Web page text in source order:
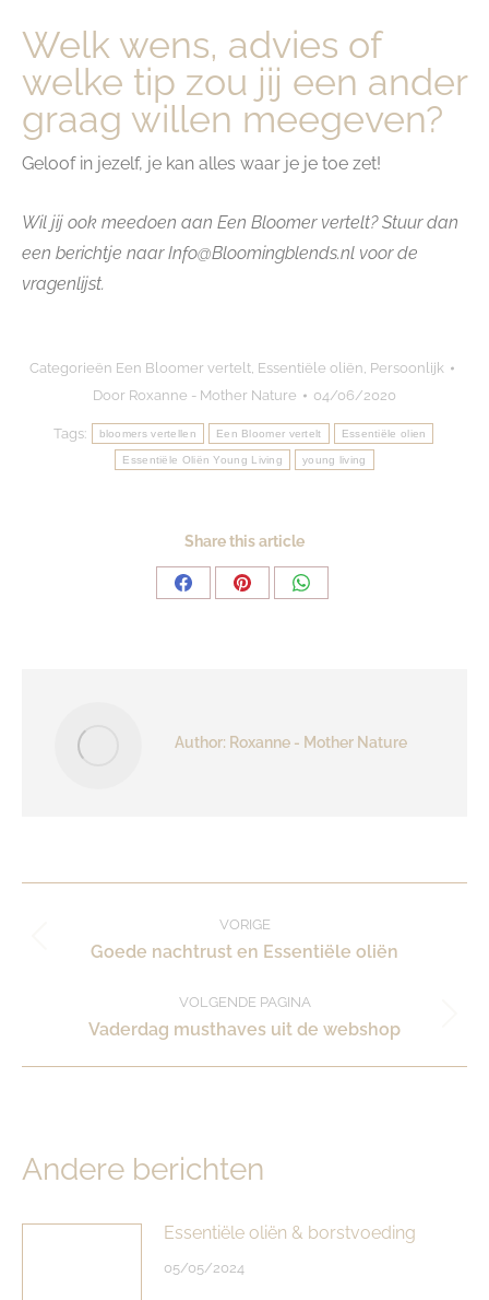
Welk wens, advies of
welke tip zou jij een ander
graag willen meegeven?
Geloof in jezelf, je kan alles waar je je toe zet!
Wil jij ook meedoen aan Een Bloomer vertelt? Stuur dan
een berichtje naar Info@Bloomingblends.nl voor de
vragenlijst.
Categorieën Een Bloomer vertelt, Essentiële oliën, Persoonlijk
Door Roxanne - Mother Nature 04/06/2020
Tags: bloomers vertellen Een Bloomer vertelt Essentiële olien
Essentiële Oliën Young Living young living
Share this article
Share Share Share
Author: Roxanne - Mother Nature
Post
navigation
VORIGE
Vorig
Goede nachtrust en Essentiële oliën
VOLGENDE PAGINA
Volgende
Vaderdag musthaves uit de webshop
Andere berichten
Essentiële oliën & borstvoeding
05/05/2024